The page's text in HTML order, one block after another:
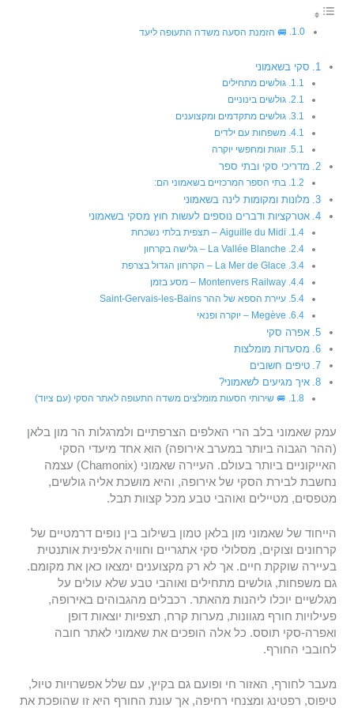
🚐 הזמנת הסעה משדה התעופה ליעד
סקי בשאמוני
גולשים מתחילים
גולשים בינוניים
גולשים מתקדמים ומקצוענים
משפחות עם ילדים
זוגות ומחפשי יוקרה
מדריכי סקי ובתי ספר
בתי הספר המרכזיים בשאמוני הם:
מלונות ומקומות לינה בשאמוני
אטרקציות ודברים נוספים לעשות חוץ מסקי בשאמוני
Aiguille du Midi – תצפית בלתי נשכחת
La Vallée Blanche – גלישה בקרחון
La Mer de Glace – הקרחון הגדול בצרפת
Montenvers Railway – מסע בזמן
עיירת הספא של ההר Saint-Gervais-les-Bains
Megève – יוקרה ופנאי
אפרה סקי
מסעדות מומלצות
טיפים חשובים
איך מגיעים לשאמוני?
🚐 שירותי הסעות מומלצים משדה התעופה לאתר הסקי (עם ציוד)
עמק שאמוני בלב הרי האלפים הצרפתיים ולמרגלות הר מון בלאן
(ההר הגבוה ביותר במערב אירופה) הוא אחד מיעדי הסקי
האייקוניים ביותר בעולם. העיירה שאמוני (Chamonix) עצמה
נחשבת לבירת הסקי של אירופה, והיא מושכת אליה גולשים,
מטפסים, מטיילים ואוהבי טבע מכל קצוות תבל.
הייחוד של שאמוני מון בלאן טמון בשילוב בין נופים דרמטיים של
קרחונים וצוקים, מסלולי סקי אתגריים וחוויה אלפינית אותנטית
בעיירה שוקקת חיים. אך לא רק מקצוענים ימצאו כאן את מקומם.
גם משפחות, גולשים מתחילים ואוהבי טבע שלא עולים על
מגלשיים יוכלו ליהנות מהאתר. רכבלים מהגבוהים באירופה,
פעילויות חורף מגוונות, מערות קרח, תצפיות יוצאות דופן
ואפרה-סקי תוסס. כל אלה הופכים את שאמוני לאתר חובה
לחובבי החורף.
מעבר לחורף, האזור חי ופועם גם בקיץ, עם שלל אפשרויות טיול,
טיפוס, רפטינג ומצנחי רחיפה, אך עונת החורף היא זו שהופכת את